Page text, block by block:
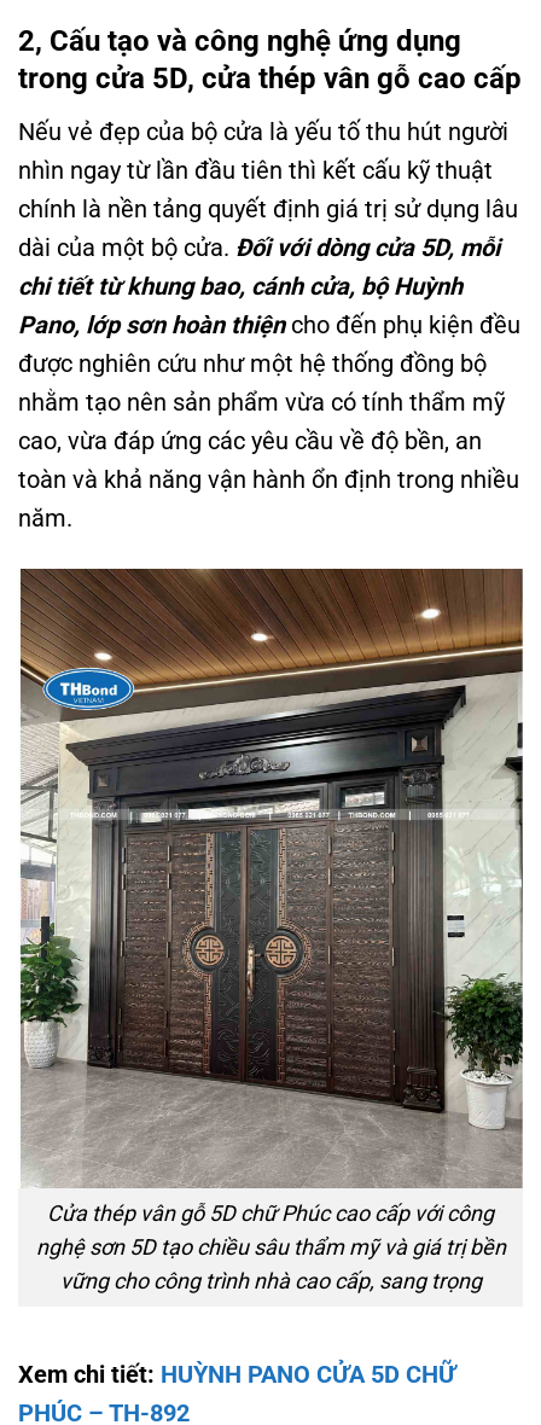
2, Cấu tạo và công nghệ ứng dụng
trong cửa 5D, cửa thép vân gỗ cao cấp
Nếu vẻ đẹp của bộ cửa là yếu tố thu hút người
nhìn ngay từ lần đầu tiên thì kết cấu kỹ thuật
chính là nền tảng quyết định giá trị sử dụng lâu
dài của một bộ cửa. Đối với dòng cửa 5D, mỗi
chi tiết từ khung bao, cánh cửa, bộ Huỳnh
Pano, lớp sơn hoàn thiệncho đến phụ kiện đều
được nghiên cứu như một hệ thống đồng bộ
nhằm tạo nên sản phẩm vừa có tính thẩm mỹ
cao, vừa đáp ứng các yêu cầu về độ bền, an
toàn và khả năng vận hành ổn định trong nhiều
năm.
Cửa thép vân gỗ 5D chữ Phúc cao cấp với công
nghệ sơn 5D tạo chiều sâu thẩm mỹ và giá trị bền
vững cho công trình nhà cao cấp, sang trọng
Xem chi tiết: HUỲNH PANO CỬA 5D CHỮ
PHÚC – TH-892